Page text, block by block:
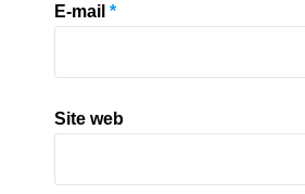
E-mail *
Site web